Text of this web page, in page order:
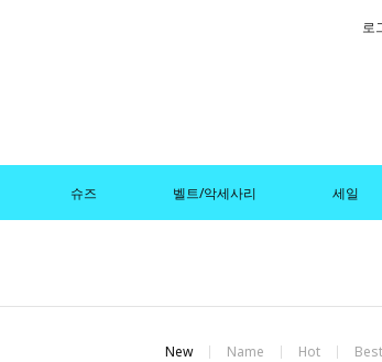
로
슈즈 벨트/악세사리 세일
New Name Hot Best